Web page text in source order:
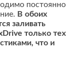
постоянно
В обоих
заливать
только тех
что и